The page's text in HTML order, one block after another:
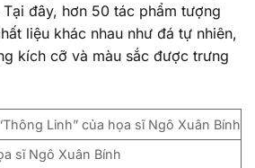
đây, hơn 50 tác phẩm tượng
liệu khác nhau như đá tự nhiên,
kích cỡ và màu sắc được trưng
sĩ Ngô Xuân Bính